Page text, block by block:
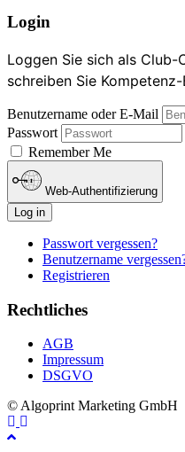
Login
Loggen Sie sich als
schreiben Sie
Benutzername oder E-Mail
Passwort
Remember Me
Web-Authentifizierung
Log in
Passwort vergessen?
Benutzername
Registrieren
Rechtliches
AGB
Impressum
DSGVO
© Algoprint Marketing GmbH